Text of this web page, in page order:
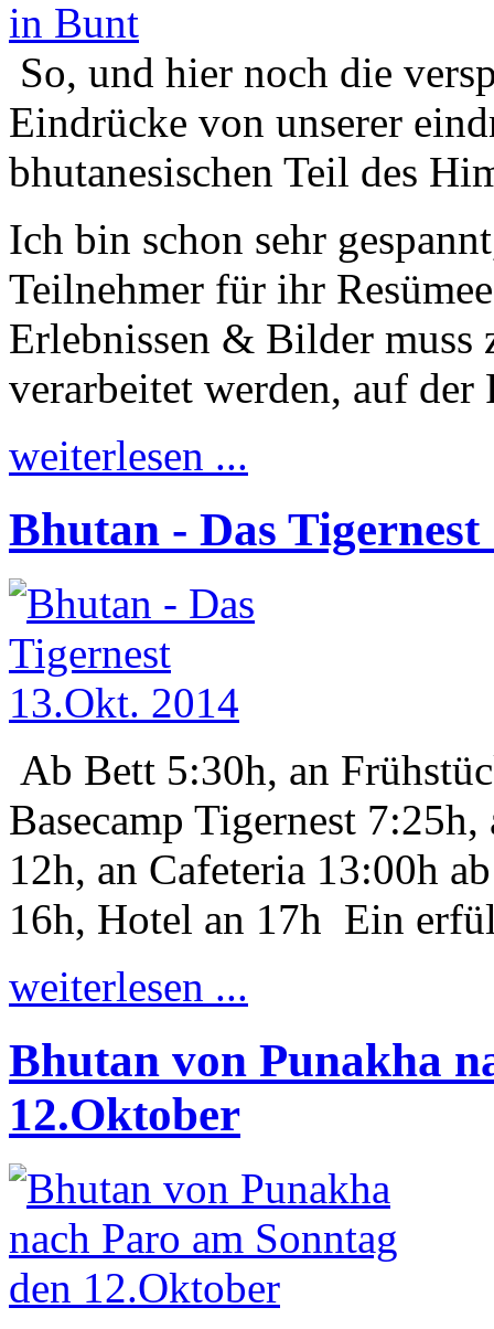
So, und hier noch die
Eindrücke von unserer
bhutanesischen Teil des
Ich bin schon sehr
Teilnehmer für ihr
Erlebnissen & Bilder muss
verarbeitet werden, auf der
weiterlesen ...
Bhutan - Das
Ab Bett 5:30h, an
Basecamp Tigernest
12h, an Cafeteria 13:00h
16h, Hotel an 17h Ein
weiterlesen ...
Bhutan von Punakha
12.Oktober